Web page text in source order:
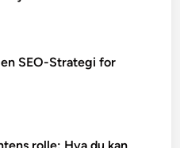
SEO-Strategi for